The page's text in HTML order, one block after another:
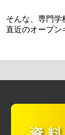
そんな、専門
直近のオープン